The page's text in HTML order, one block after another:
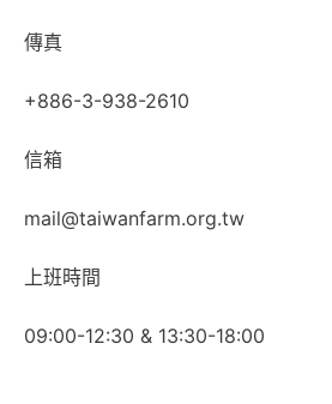
傳真
+886-3-938-2610
信箱
mail@taiwanfarm.org.tw
上班時間
09:00-12:30 & 13:30-18:00